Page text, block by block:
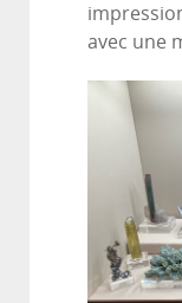
avec une